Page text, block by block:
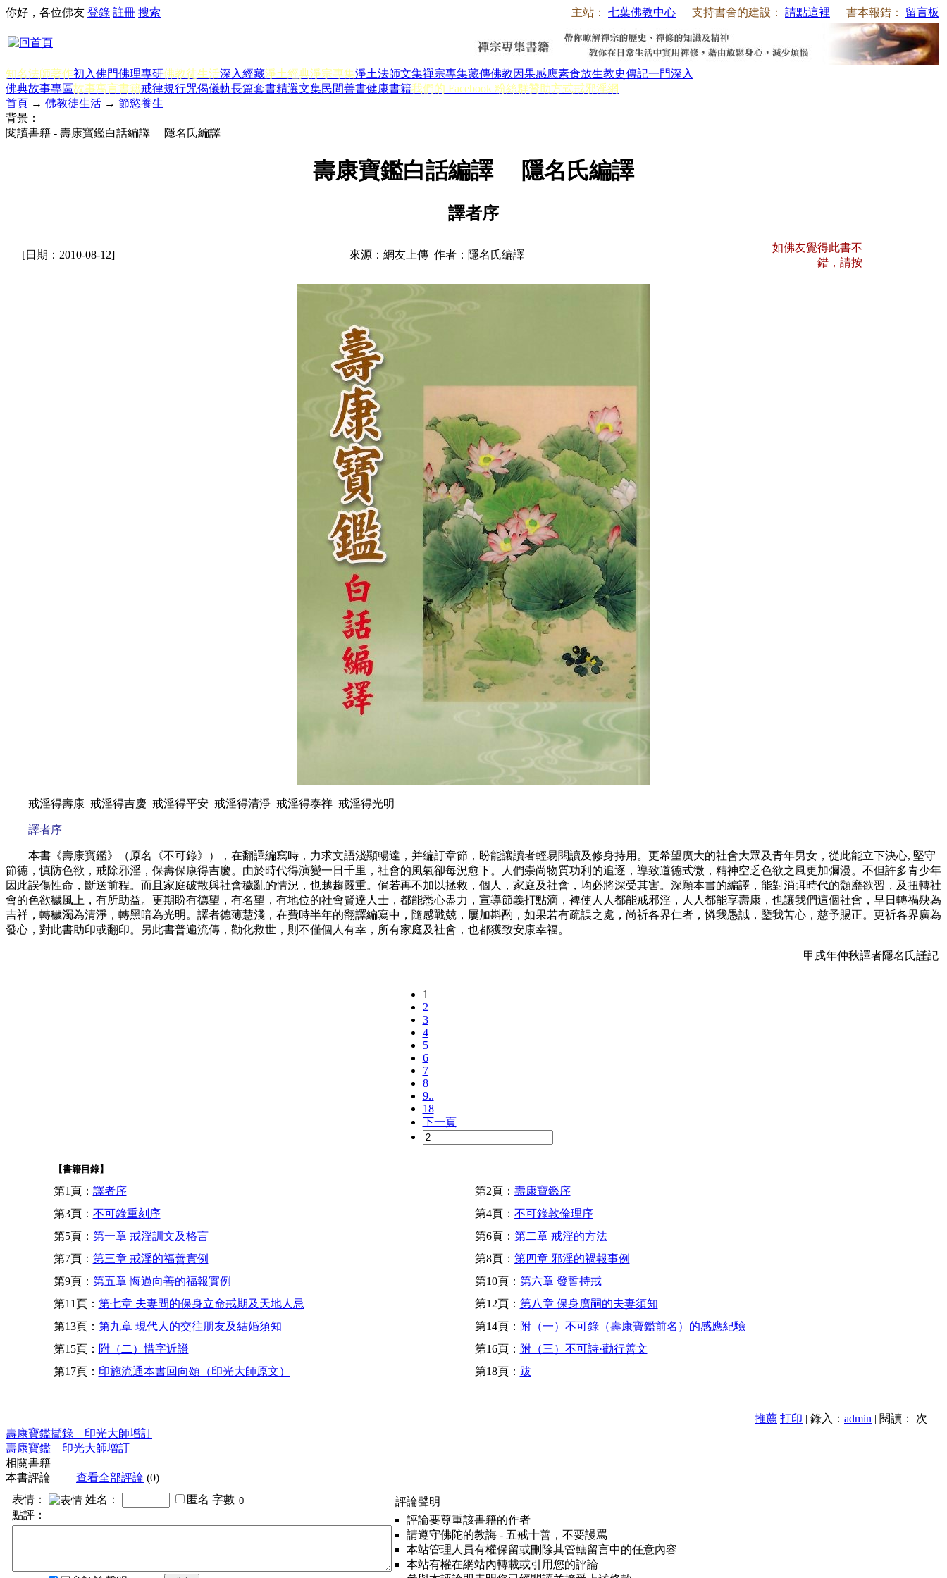
主站： 七葉佛教中心 支持書舍的建設： 請點這裡 書本報錯： 留言板
你好，各位佛友 登錄 註冊 搜索
知名法師著作初入佛門佛理專研佛教徒生活深入經藏淨土經典淨宗專集淨土法師文集禪宗專集藏傳佛教因果感應素食放生教史傳記一門深入
佛典故事專區故事寓言書籍戒律規行咒偈儀軌長篇套書精選文集民間善書健康書籍我們的 Facebook 粉絲群贊助方式戒邪淫網
首頁 → 佛教徒生活 → 節慾養生
背景：
閱讀書籍 - 壽康寶鑑白話編譯 隱名氏編譯
壽康寶鑑白話編譯 隱名氏編譯
譯者序
[日期：2010-08-12] 來源：網友上傳 作者：隱名氏編譯
如佛友覺得此書不
錯，請按
戒淫得壽康 戒淫得吉慶 戒淫得平安 戒淫得清淨 戒淫得泰祥 戒淫得光明
譯者序
本書《壽康寶鑑》（原名《不可錄》），在翻譯編寫時，力求文語淺顯暢達，并編訂章節，盼能讓讀者輕易閱讀及修身持用。更希望廣大的社會大眾及青年男女，從此能立下決心, 堅守
節德，慎防色欲，戒除邪淫，保壽保康得吉慶。由於時代得演變一日千里，社會的風氣卻每況愈下。人們崇尚物質功利的追逐，導致道德式微，精神空乏色欲之風更加彌漫。不但許多青少年
因此誤傷性命，斷送前程。而且家庭破散與社會穢亂的情況，也越趨嚴重。倘若再不加以拯救，個人，家庭及社會，均必將深受其害。深願本書的編譯，能對消弭時代的頹靡欲習，及扭轉社
會的色欲穢風上，有所助益。更期盼有德望，有名望，有地位的社會賢達人士，都能悉心盡力，宣導節義打點滴，裨使人人都能戒邪淫，人人都能享壽康，也讓我們這個社會，早日轉禍殃為
吉祥，轉穢濁為清淨，轉黑暗為光明。譯者德薄慧淺，在費時半年的翻譯編寫中，隨感戰兢，屢加斟酌，如果若有疏誤之處，尚祈各界仁者，憐我愚誠，鑒我苦心，慈予賜正。更祈各界廣為
發心，對此書助印或翻印。另此書普遍流傳，勸化救世，則不僅個人有幸，所有家庭及社會，也都獲致安康幸福。
甲戌年仲秋譯者隱名氏謹記
1
2
3
4
5
6
7
8
9..
18
下一頁
【書籍目錄】
第1頁： 譯者序 第2頁： 壽康寶鑑序
第3頁： 不可錄重刻序 第4頁： 不可錄敦倫理序
第5頁： 第一章 戒淫訓文及格言 第6頁： 第二章 戒淫的方法
第7頁： 第三章 戒淫的福善實例 第8頁： 第四章 邪淫的禍報事例
第9頁： 第五章 悔過向善的福報實例 第10頁： 第六章 發誓持戒
第11頁： 第七章 夫妻間的保身立命戒期及天地人忌 第12頁： 第八章 保身廣嗣的夫妻須知
第13頁： 第九章 現代人的交往朋友及結婚須知 第14頁： 附（一）不可錄（壽康寶鑑前名）的感應紀驗
第15頁： 附（二）惜字近證 第16頁： 附（三）不可詩·勸行善文
第17頁： 印施流通本書回向頌（印光大師原文） 第18頁： 跋
推薦 打印 | 錄入： admin | 閱讀：
次
壽康寶鑑擷錄 印光大師增訂
壽康寶鑑 印光大師增訂
相關書籍
本書評論
查看全部評論 (0)
表情：
姓名： 匿名 字數
點評：
評論聲明
評論要尊重該書籍的作者
請遵守佛陀的教誨 - 五戒十善，不要謾罵
本站管理人員有權保留或刪除其管轄留言中的任意內容
本站有權在網站內轉載或引用您的評論